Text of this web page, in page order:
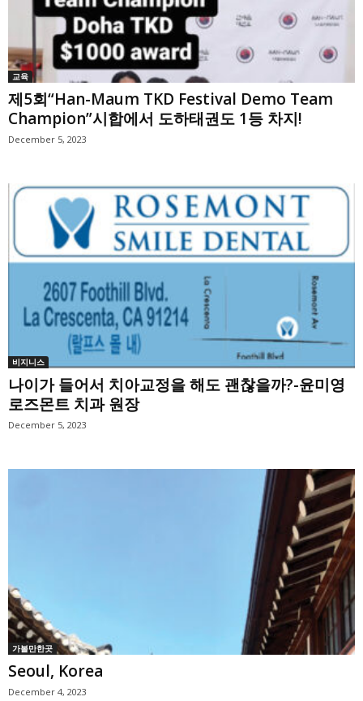
교육
제5회“Han-Maum TKD Festival Demo Team
Champion”시합에서 도하태권도 1등 차지!
December 5, 2023
비지니스
나이가 들어서 치아교정을 해도 괜찮을까?-윤미영
로즈몬트 치과 원장
December 5, 2023
가볼만한곳
Seoul, Korea
December 4, 2023